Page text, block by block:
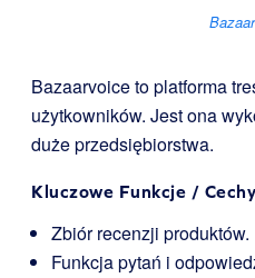
Bazaarvoice to platforma
użytkowników. Jest ona
duże przedsiębiorstwa.
Kluczowe Funkcje / Cechy
Zbiór recenzji produktów.
Funkcja pytań i